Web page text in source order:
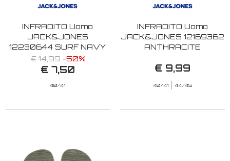
INFRADITO Uomo
JACK&JONES
12230644 SURF NAVY
BLAZER
€ 14,99 -50%
€ 7,50
40/41
INFRADITO Uomo
JACK&JONES 12169362
ANTHRACITE
€ 9,99
40/41 44/45